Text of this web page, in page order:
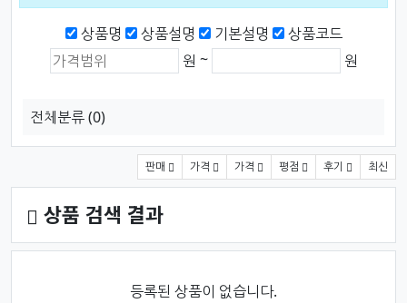
검색범위
상품명 상품설명 기본설명
상품코드
상품가격 (원)
최소 가격 원 ~ 원
전체분류(0)
판매 가격 가격 평점 후기 최신
상품 검색 결과
등록된 상품이 없습니다.